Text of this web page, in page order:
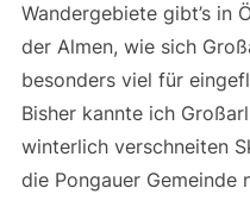
Wandergebiete gibt’s in
der Almen, wie sich
besonders viel für
Bisher kannte ich
winterlich verschneiten
die Pongauer Gemeinde